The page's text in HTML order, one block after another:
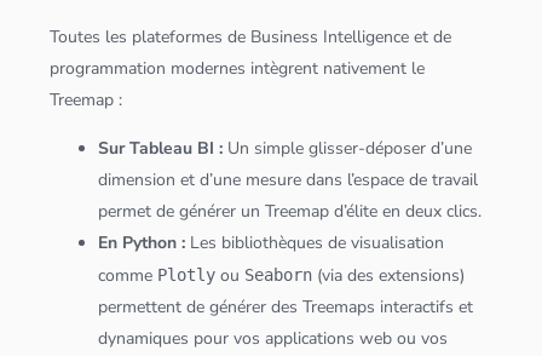
Toutes les plateformes de Business Intelligence et de
programmation modernes intègrent nativement le
Treemap :
SurTableau BI : Un simple glisser-déposer d’une
dimension et d’une mesure dans l’espace de travail
permet de générer un Treemap d’élite en deux clics.
En Python : Les bibliothèques de visualisation
comme Plotly ou Seaborn (via des extensions)
permettent de générer des Treemaps interactifs et
dynamiques pour vosapplications web ou vos